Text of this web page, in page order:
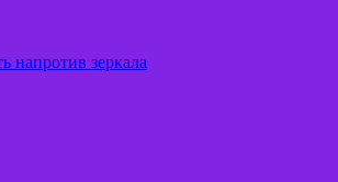
напротив зеркала